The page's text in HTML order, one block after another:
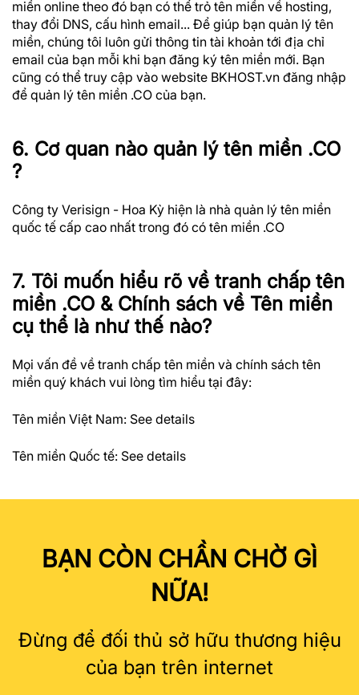
miền online theo đó bạn có thể trỏ tên miền về hosting,
thay đổi DNS, cấu hình email... Để giúp bạn quản lý tên
miền, chúng tôi luôn gửi thông tin tài khoản tới địa chỉ
email của bạn mỗi khi bạn đăng ký tên miền mới. Bạn
cũng có thể truy cập vào website BKHOST.vn đăng nhập
để quản lý tên miền .CO của bạn.
6. Cơ quan nào quản lý tên miền .CO
?
Công ty Verisign - Hoa Kỳ hiện là nhà quản lý tên miền
quốc tế cấp cao nhất trong đó có tên miền .CO
7. Tôi muốn hiểu rõ về tranh chấp tên
miền .CO & Chính sách về Tên miền
cụ thể là như thế nào?
Mọi vấn đề về tranh chấp tên miền và chính sách tên
miền quý khách vui lòng tìm hiểu tại đây:
Tên miền Việt Nam: See details
Tên miền Quốc tế: See details
BẠN CÒN CHẦN CHỜ GÌ
NỮA!
Đừng để đối thủ sở hữu thương hiệu
của bạn trên internet